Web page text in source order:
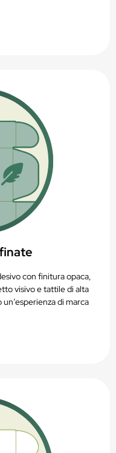
con finitura opaca,
visivo e tattile di alta
di marca